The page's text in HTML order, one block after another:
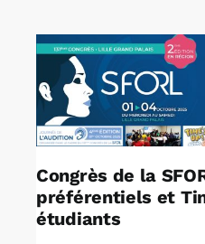
Rechercher:
Annonces emploi
Congrès de la
préférentiels et
étudiants